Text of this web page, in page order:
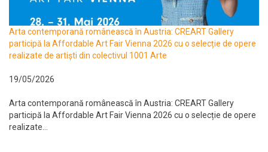
Arta contemporană românească în Austria: CREART Gallery
participă la Affordable Art Fair Vienna 2026 cu o selecție de opere
realizate de artiști din colectivul 1001 Arte
19/05/2026
Arta contemporană românească în Austria: CREART Gallery
participă la Affordable Art Fair Vienna 2026 cu o selecție de opere
realizate...